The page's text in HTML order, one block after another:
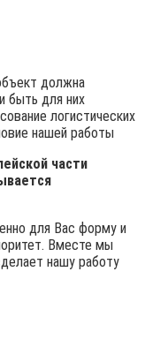
должна
быть для них
логистических
нашей работы
части
для Вас форму и
Вместе мы
нашу работу